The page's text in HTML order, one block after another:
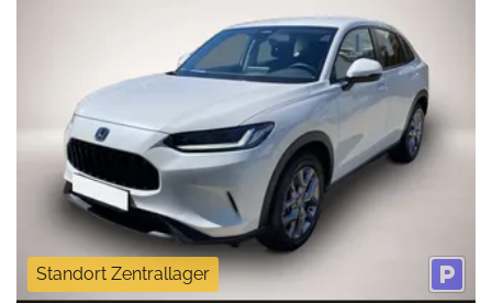
Standort Zentrallager